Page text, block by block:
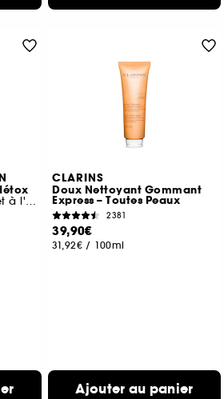
à l'Acide mandélique et à l'Argile blanche
CLARINS
Doux Nettoyant Gommant
Express – Toutes Peaux
2381
39,90€
31,92€ / 100ml
Ajouter au panier